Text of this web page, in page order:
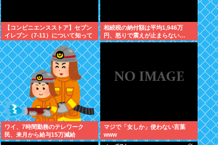
【コンビニエンスストア】セブン
イレブン（7-11）について知って
いること
相続税の納付額は平均1,946万
円、怒りで震えが止まらない…
ワイ、7時間勤務のテレワーク
民、来月から給与15万減給
マジで「女しか」使わない言葉
www